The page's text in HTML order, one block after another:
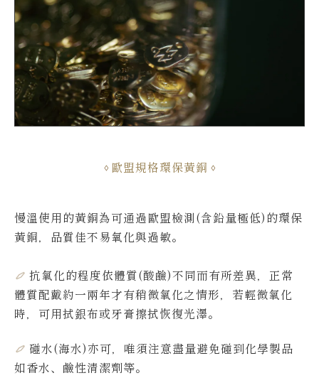
歐盟規格環保黃銅
慢溫使用的黃銅為可通過歐盟檢測(含鉛量極低)的環保
黃銅，品質佳不易氧化與過敏。
抗氧化的程度依體質(酸鹼)不同而有所差異， 正常
體質配戴約一兩年才有稍微氧化之情形，若輕微氧化
時，可用拭銀布或牙膏擦拭恢復光澤。
碰水(海水)亦可，唯須注意盡量避免碰到化學製品
如香水、鹼性清潔劑等。